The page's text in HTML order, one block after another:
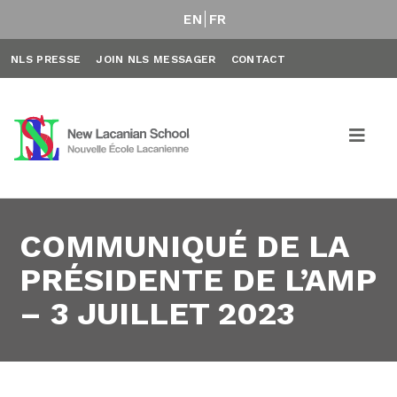
EN FR
NLS PRESSE JOIN NLS MESSAGER CONTACT
COMMUNIQUÉ DE LA
PRÉSIDENTE DE L’AMP
– 3 JUILLET 2023